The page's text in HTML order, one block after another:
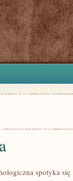
spotyka się